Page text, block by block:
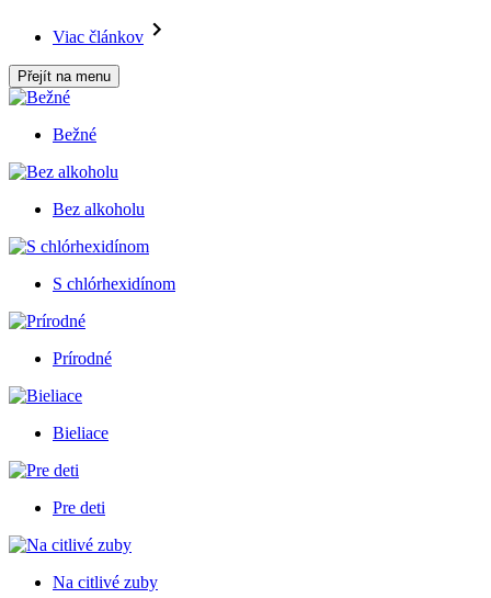
Viac článkov
Přejít na menu
Bežné
Bez alkoholu
S chlórhexidínom
Prírodné
Bieliace
Pre deti
Na citlivé zuby